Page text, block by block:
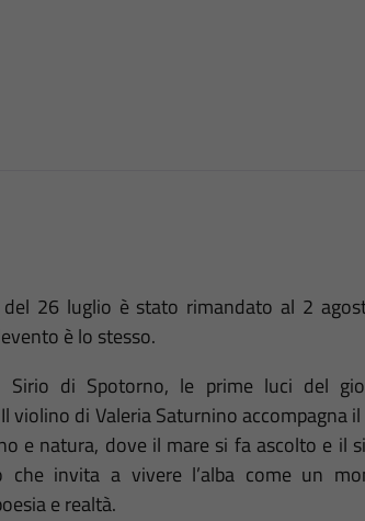
del 26 luglio è stato rimandato al 2
è lo stesso.
Sirio di Spotorno, le prime luci del
violino di Valeria Saturnino accompagna
e natura, dove il mare si fa ascolto e il
che invita a vivere l’alba come un
e realtà.